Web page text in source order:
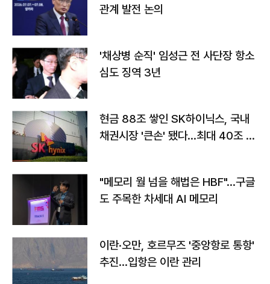
관계 발전 논의
'채상병 순직' 임성근 전 사단장 항소
심도 징역 3년
현금 88조 쌓인 SK하이닉스, 국내
채권시장 '큰손' 됐다…최대 40조 투
"메모리 월 넘을 해법은 HBF"…구글
도 주목한 차세대 AI 메모리
이란·오만, 호르무즈 '중앙항로 통항'
추진…입항은 이란 관리